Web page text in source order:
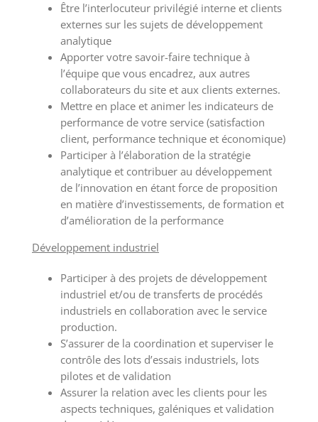
Être l’interlocuteur privilégié interne et clients
externes sur les sujets de développement
analytique
Apporter votre savoir-faire technique à
l’équipe que vous encadrez, aux autres
collaborateurs du site et aux clients externes.
Mettre en place et animer les indicateurs de
performance de votre service (satisfaction
client, performance technique et économique)
Participer à l’élaboration de la stratégie
analytique et contribuer au développement
de l’innovation en étant force de proposition
en matière d’investissements, de formation et
d’amélioration de la performance
Développement industriel
Participer à des projets de développement
industriel et/ou de transferts de procédés
industriels en collaboration avec le service
production.
S’assurer de la coordination et superviser le
contrôle des lots d’essais industriels, lots
pilotes et de validation
Assurer la relation avec les clients pour les
aspects techniques, galéniques et validation